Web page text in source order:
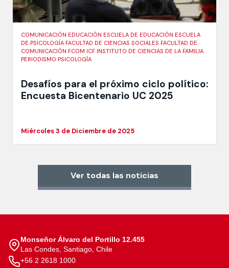
COMUNICACIÓN EDUCACIÓN ESCUELA DE EDUCACIÓN ESCUELA
DE PSICOLOGÍA FACULTAD DE CIENCIAS SOCIALES FACULTAD DE
COMUNICACIÓN FCOM ICF INSTITUTO DE CIENCIAS DE LA FAMILIA
PERIODISMO PSICOLOGÍA
Desafíos para el próximo ciclo político:
Encuesta Bicentenario UC 2025
Miércoles 3 de Diciembre de 2025
Ver todas las noticias
Monseñor Álvaro del Portillo 12.455
Las Condes, Santiago, Chile
+56 2 2618 1000